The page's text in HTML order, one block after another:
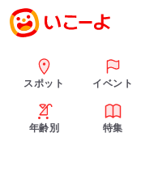
スポット イベント
年齢別 特集